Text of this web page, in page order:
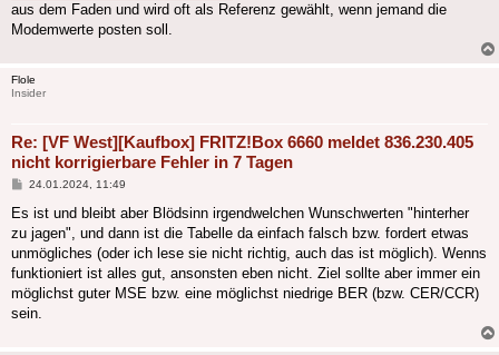
aus dem Faden und wird oft als Referenz gewählt, wenn jemand die
Modemwerte posten soll.
Flole
Insider
Re: [VF West][Kaufbox] FRITZ!Box 6660 meldet 836.230.405
nicht korrigierbare Fehler in 7 Tagen
Beitrag
24.01.2024, 11:49
Es ist und bleibt aber Blödsinn irgendwelchen Wunschwerten "hinterher
zu jagen", und dann ist die Tabelle da einfach falsch bzw. fordert etwas
unmögliches (oder ich lese sie nicht richtig, auch das ist möglich). Wenns
funktioniert ist alles gut, ansonsten eben nicht. Ziel sollte aber immer ein
möglichst guter MSE bzw. eine möglichst niedrige BER (bzw. CER/CCR)
sein.